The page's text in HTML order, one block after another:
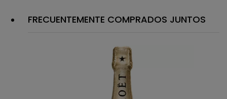
FRECUENTEMENTE COMPRADOS JUNTOS